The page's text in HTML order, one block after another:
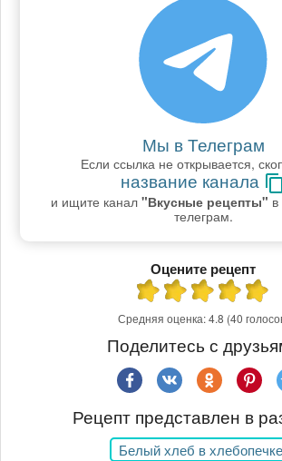
Мы в Телеграм
Если ссылка не открывается,
название канала
и ищите канал "Вкусные рецепты"
телеграм.
Оцените рецепт
Средняя оценка:4.8 (40
Поделитесь с
Рецепт представлен в
Белый хлеб в хлебопечке